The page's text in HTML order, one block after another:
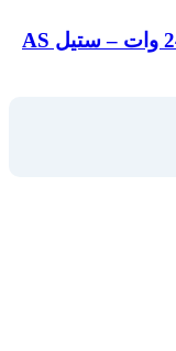
شواية حجر البا بلت ان 30 سم – 2400 وات – ستيل AS